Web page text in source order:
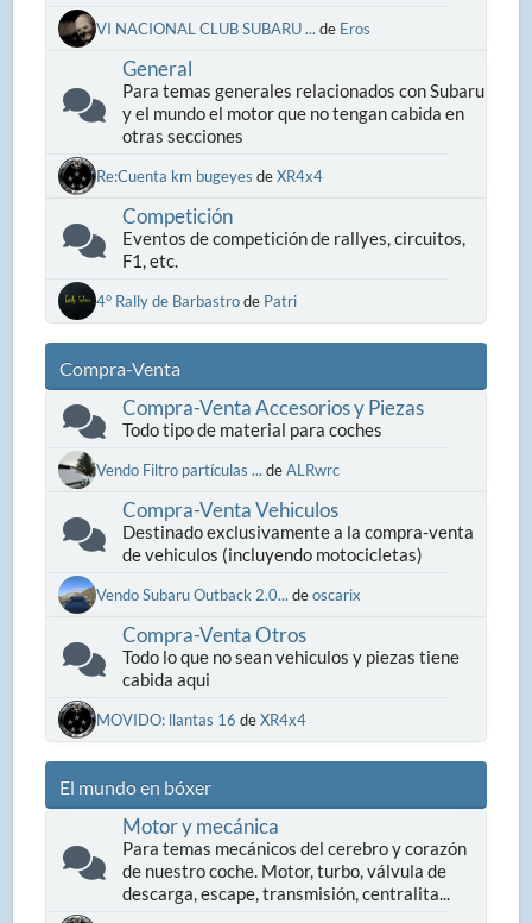
VI NACIONAL CLUB SUBARU ... de Eros
General
Para temas generales relacionados con Subaru
y el mundo el motor que no tengan cabida en
otras secciones
Re:Cuenta km bugeyes deXR4x4
Competición
Eventos de competición de rallyes, circuitos,
F1, etc.
4° Rally de Barbastrode Patri
Compra-Venta
Compra-Venta Accesorios y Piezas
Todo tipo de material para coches
Vendo Filtro partículas ... deALRwrc
Compra-Venta Vehiculos
Destinado exclusivamente a la compra-venta
de vehiculos (incluyendo motocicletas)
Vendo Subaru Outback 2.0... deoscarix
Compra-Venta Otros
Todo lo que no sean vehiculos y piezas tiene
cabida aqui
MOVIDO: llantas 16deXR4x4
El mundo en bóxer
Motor y mecánica
Para temas mecánicos del cerebro y corazón
de nuestro coche. Motor, turbo, válvula de
descarga, escape, transmisión, centralita...